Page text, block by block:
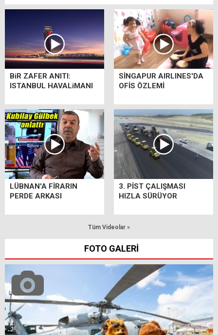
BiR ZAFER ANITI:
ISTANBUL HAVALiMANI
SİNGAPUR AIRLINES'DA
OFİS ÖZLEMİ
LÜBNAN'A FİRARIN
PERDE ARKASI
3. PİST ÇALIŞMASI
HIZLA SÜRÜYOR
Tüm Videolar »
FOTO GALERİ